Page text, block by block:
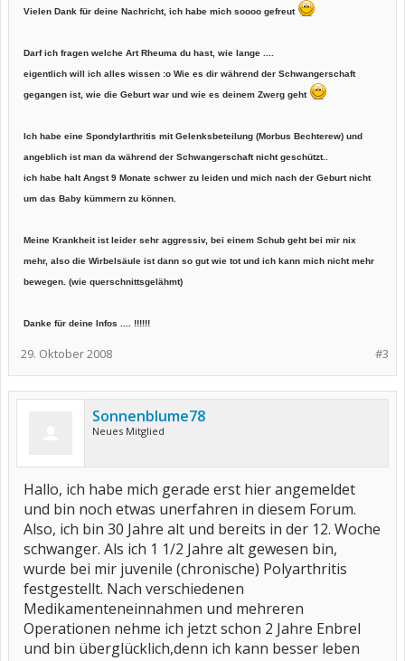
Vielen Dank für deine Nachricht, ich habe mich soooo gefreut
Darf ich fragen welche Art Rheuma du hast, wie lange ....
eigentlich will ich alles wissen :o Wie es dir während der Schwangerschaft
gegangen ist, wie die Geburt war und wie es deinem Zwerg geht
Ich habe eine Spondylarthritis mit Gelenksbeteilung (Morbus Bechterew) und
angeblich ist man da während der Schwangerschaft nicht geschützt..
ich habe halt Angst 9 Monate schwer zu leiden und mich nach der Geburt nicht
um das Baby kümmern zu können.
Meine Krankheit ist leider sehr aggressiv, bei einem Schub geht bei mir nix
mehr, also die Wirbelsäule ist dann so gut wie tot und ich kann mich nicht mehr
bewegen. (wie querschnittsgelähmt)
Danke für deine Infos .... !!!!!!
#3
29. Oktober 2008
Sonnenblume78
Neues Mitglied
Hallo, ich habe mich gerade erst hier angemeldet
und bin noch etwas unerfahren in diesem Forum.
Also, ich bin 30 Jahre alt und bereits in der 12. Woche
schwanger. Als ich 1 1/2 Jahre alt gewesen bin,
wurde bei mir juvenile (chronische) Polyarthritis
festgestellt. Nach verschiedenen
Medikamenteneinnahmen und mehreren
Operationen nehme ich jetzt schon 2 Jahre Enbrel
und bin überglücklich,denn ich kann besser leben